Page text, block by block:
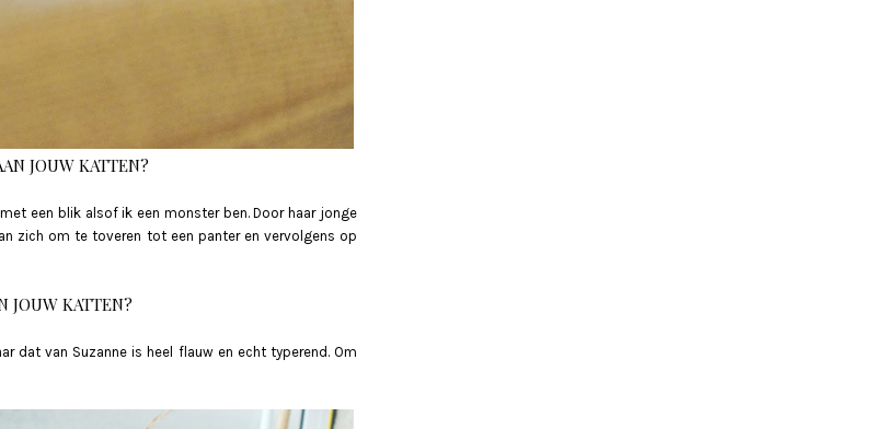
JOUW KATTEN?
een blik alsof ik een monster ben. Door haar jonge
zich om te toveren tot een panter en vervolgens op
JOUW KATTEN?
dat van Suzanne is heel flauw en echt typerend. Om